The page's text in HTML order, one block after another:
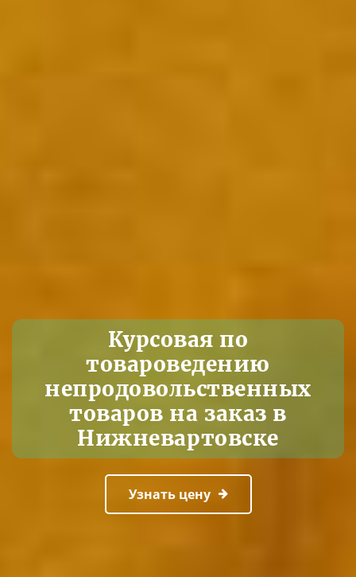
Курсовая по
товароведению
непродовольственных
товаров на заказ в
Нижневартовске
Узнать цену